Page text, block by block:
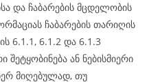
და ჩაბარების მცდელობის
ჩაბარების თარიღის
6.1.1, 6.1.2 და 6.1.3
შეტყობინება ან ნებისმიერი
მიღებულად, თუ